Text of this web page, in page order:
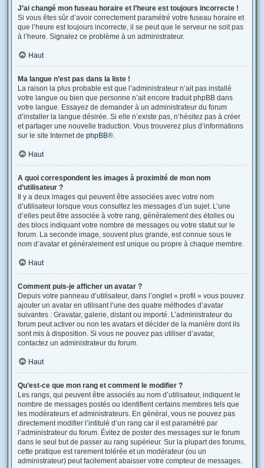
J’ai changé mon fuseau horaire et l’heure est toujours incorrecte !
Si vous êtes sûr d’avoir correctement paramétré votre fuseau horaire et
que l’heure est toujours incorrecte, il se peut que le serveur ne soit pas
à l’heure. Signalez ce problème à un administrateur.
Haut
Ma langue n’est pas dans la liste !
La raison la plus probable est que l’administrateur n’ait pas installé
votre langue ou bien que personne n’ait encore traduit phpBB dans
votre langue. Essayez de demander à un administrateur du forum
d’installer la langue désirée. Si elle n’existe pas, n’hésitez pas à créer
et partager une nouvelle traduction. Vous trouverez plus d’informations
sur le site Internet de phpBB®.
Haut
A quoi correspondent les images à proximité de mon nom
d’utilisateur ?
Il y a deux images qui peuvent être associées avec votre nom
d’utilisateur lorsque vous consultez les messages d’un sujet. L’une
d’elles peut être associée à votre rang, généralement des étoiles ou
des blocs indiquant votre nombre de messages ou votre statut sur le
forum. La seconde image, souvent plus grande, est connue sous le
nom d’avatar et généralement est unique ou propre à chaque membre.
Haut
Comment puis-je afficher un avatar ?
Depuis votre panneau d’utilisateur, dans l’onglet « profil » vous pouvez
ajouter un avatar en utilisant l’une des quatre méthodes d’avatar
suivantes : Gravatar, galerie, distant ou importé. L’administrateur du
forum peut activer ou non les avatars et décider de la manière dont ils
sont mis à disposition. Si vous ne pouvez pas utiliser d’avatar,
contactez un administrateur du forum.
Haut
Qu’est-ce que mon rang et comment le modifier ?
Les rangs, qui peuvent être associés au nom d’utilisateur, indiquent le
nombre de messages postés ou identifient certains membres tels que
les modérateurs et administrateurs. En général, vous ne pouvez pas
directement modifier l’intitulé d’un rang car il est paramétré par
l’administrateur du forum. Évitez de poster des messages sur le forum
dans le seul but de passer au rang supérieur. Sur la plupart des forums,
cette pratique est rarement tolérée et un modérateur (ou un
administrateur) peut facilement abaisser votre compteur de messages.